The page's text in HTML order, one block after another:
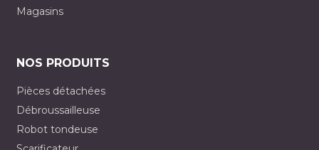
Magasins
NOS PRODUITS
Pièces détachées
Débroussailleuse
Robot tondeuse